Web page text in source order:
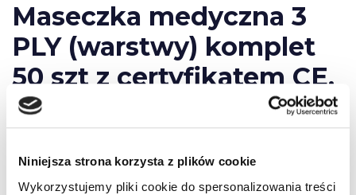
Niniejsza strona korzysta z plików cookie
Wykorzystujemy pliki cookie do spersonalizowania treści
Maseczka medyczna 3
PLY (warstwy) komplet
50 szt z certyfikatem CE,
EN 14683:2014, Medical
Devices 9
175,20zł